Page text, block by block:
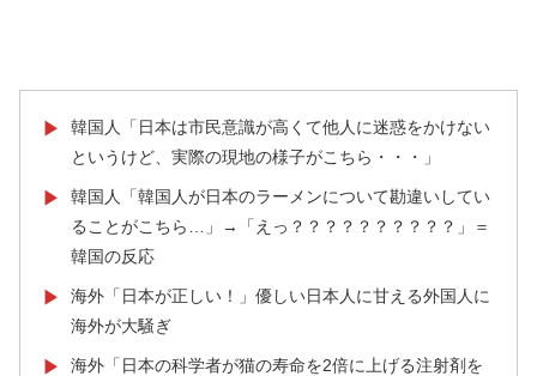
▶
韓国人「日本は市民意識が高くて他人に迷惑をかけない
というけど、実際の現地の様子がこちら・・・」
▶
韓国人「韓国人が日本のラーメンについて勘違いしてい
ることがこちら…」→「えっ？？？？？？？？？？」＝
韓国の反応
▶
海外「日本が正しい！」優しい日本人に甘える外国人に
海外が大騒ぎ
▶
海外「日本の科学者が猫の寿命を2倍に上げる注射剤を